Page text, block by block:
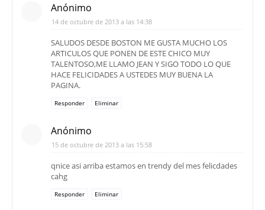
Anónimo
14 de octubre de 2013 a las 14:38
SALUDOS DESDE BOSTON ME GUSTA MUCHO LOS
ARTICULOS QUE PONEN DE ESTE CHICO MUY
TALENTOSO,ME LLAMO JEAN Y SIGO TODO LO QUE
HACE FELICIDADES A USTEDES MUY BUENA LA
PAGINA.
Responder Eliminar
Anónimo
15 de octubre de 2013 a las 15:58
qnice asi arriba estamos en trendy del mes felicdades
cahg
Responder Eliminar